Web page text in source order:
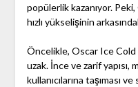
popülerlik kazanıyor.
hızlı yükselişinin
Öncelikle, Oscar Ice Cold
uzak. İnce ve zarif
kullanıcılarına taşıması